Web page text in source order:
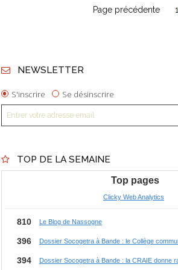
Page précédente 1
NEWSLETTER
S'inscrire Se désinscrire
TOP DE LA SEMAINE